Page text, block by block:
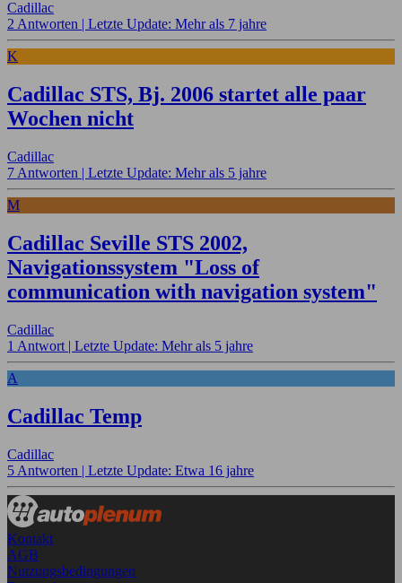
Cadillac
2 Antworten | Letzte Update: Mehr als 7 jahre
K
Cadillac STS, Bj. 2006 startet alle paar
Wochen nicht
Cadillac
7 Antworten | Letzte Update: Mehr als 5 jahre
M
Cadillac Seville STS 2002,
Navigationssystem "Loss of
communication with navigation system"
Cadillac
1 Antwort | Letzte Update: Mehr als 5 jahre
A
Cadillac Temp
Cadillac
5 Antworten | Letzte Update: Etwa 16 jahre
Kontakt
AGB
Nutzungsbedingungen